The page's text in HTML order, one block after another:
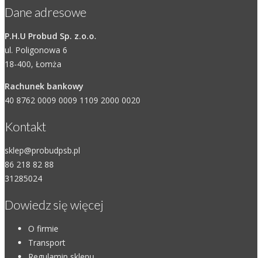
Dane adresowe
P.H.U Probud Sp. z.o.o.
ul. Poligonowa 6
18-400, Łomża
Rachunek bankowy
40 8762 0009 0009 1109 2000 0020
Kontakt
sklep@probudpsb.pl
86 218 82 88
31285024
Dowiedz się więcej
O firmie
Transport